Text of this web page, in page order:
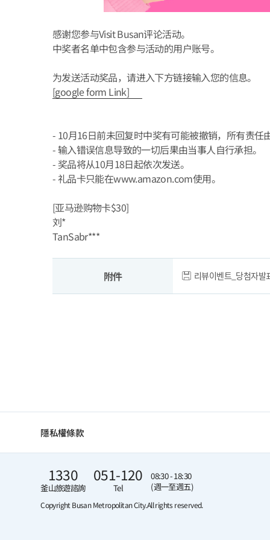
感谢您参与Visit Busan评论活动。
中奖者名单中包含参与活动的用户账号。
为发送活动奖品，请进入下方链接输入您的信息。
[google form Link]
- 10月16日前未回复时中奖有可能被撤销，所有责任
- 输入错误信息导致的一切后果由当事人自行承担。
- 奖品将从10月18日起依次发送。
- 礼品卡只能在www.amazon.com使用。
[亚马逊购物卡$30]
刘*
TanSabr***
附件 리뷰이벤트_당첨자
隱私權條款
1330
釜山旅遊諮詢
051-120
Tel
08:30 - 18:30
(週一至週五)
Copyright Busan Metropolitan City.All rights reserved.